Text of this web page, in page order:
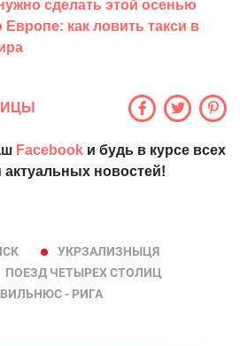
сделать этой осенью
Европе: как ловить такси в
Facebook и будь в курсе всех
новостей!
УКРЗАЛИЗНЫЦЯ
ПОЕЗД ЧЕТЫРЕХ СТОЛИЦ
- РИГА